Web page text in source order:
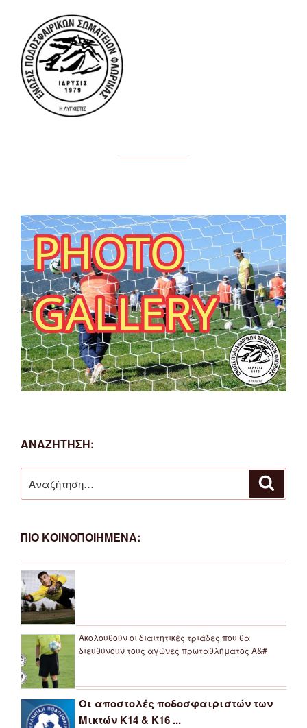
ΑΝΑΖΗΤΗΣΗ:
για:
ΠΙΟ ΚΟΙΝΟΠΟΙΗΜΕΝΑ:
Ακολουθούν οι διαιτητικές τριάδες που θα
διευθύνουν τους αγώνες πρωταθλήματος Α&#
Οι αποστολές ποδοσφαιριστών των
Μικτών Κ14 & Κ16 ...